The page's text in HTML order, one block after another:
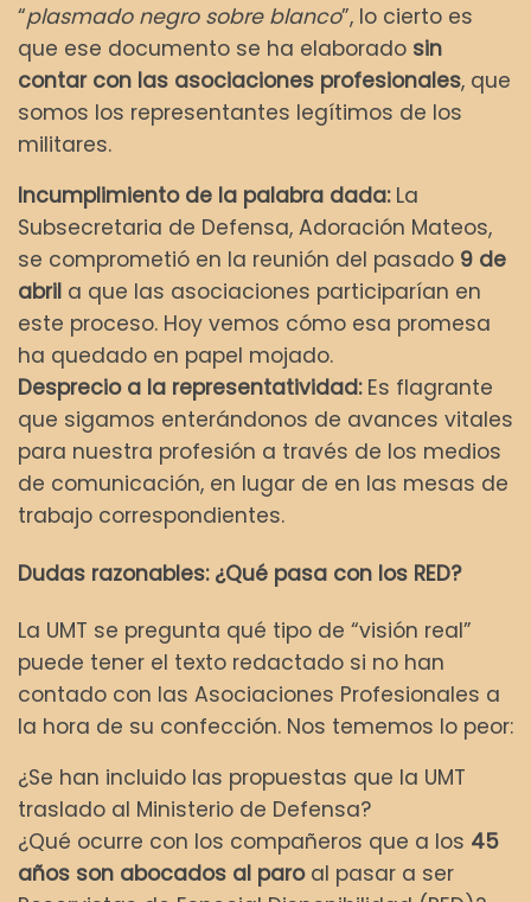
“plasmado negro sobre blanco”, lo cierto es
que ese documento se ha elaborado sin
contar con las asociaciones profesionales, que
somos los representantes legítimos de los
militares.
Incumplimiento de la palabra dada:La
Subsecretaria de Defensa, Adoración Mateos,
se comprometió en la reunión del pasado 9 de
abril a que las asociaciones participarían en
este proceso. Hoy vemos cómo esa promesa
ha quedado en papel mojado.
Desprecio a la representatividad:Es flagrante
que sigamos enterándonos de avances vitales
para nuestra profesión a través de los medios
de comunicación, en lugar de en las mesas de
trabajo correspondientes.
Dudas razonables: ¿Qué pasa con los RED?
La UMT se pregunta qué tipo de “visión real”
puede tener el texto redactado si no han
contado con las Asociaciones Profesionales a
la hora de su confección. Nos tememos lo peor:
¿Se han incluido las propuestas que la UMT
traslado al Ministerio de Defensa?
¿Qué ocurre con los compañeros que a los 45
años son abocados al paroal pasar a ser